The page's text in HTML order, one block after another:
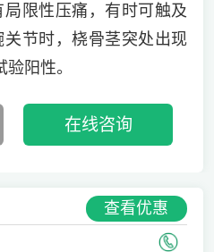
限性压痛，有时可触及
节时，桡骨茎突处出现
阳性。
在线咨询
查看优惠